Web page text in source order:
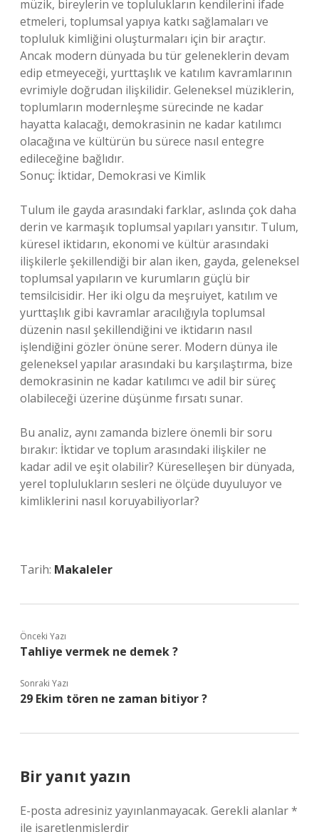
müzik, bireylerin ve toplulukların kendilerini ifade
etmeleri, toplumsal yapıya katkı sağlamaları ve
topluluk kimliğini oluşturmaları için bir araçtır.
Ancak modern dünyada bu tür geleneklerin devam
edip etmeyeceği, yurttaşlık ve katılım kavramlarının
evrimiyle doğrudan ilişkilidir. Geleneksel müziklerin,
toplumların modernleşme sürecinde ne kadar
hayatta kalacağı, demokrasinin ne kadar katılımcı
olacağına ve kültürün bu sürece nasıl entegre
edileceğine bağlıdır.
Sonuç: İktidar, Demokrasi ve Kimlik
Tulum ile gayda arasındaki farklar, aslında çok daha
derin ve karmaşık toplumsal yapıları yansıtır. Tulum,
küresel iktidarın, ekonomi ve kültür arasındaki
ilişkilerle şekillendiği bir alan iken, gayda, geleneksel
toplumsal yapıların ve kurumların güçlü bir
temsilcisidir. Her iki olgu da meşruiyet, katılım ve
yurttaşlık gibi kavramlar aracılığıyla toplumsal
düzenin nasıl şekillendiğini ve iktidarın nasıl
işlendiğini gözler önüne serer. Modern dünya ile
geleneksel yapılar arasındaki bu karşılaştırma, bize
demokrasinin ne kadar katılımcı ve adil bir süreç
olabileceği üzerine düşünme fırsatı sunar.
Bu analiz, aynı zamanda bizlere önemli bir soru
bırakır: İktidar ve toplum arasındaki ilişkiler ne
kadar adil ve eşit olabilir? Küreselleşen bir dünyada,
yerel toplulukların sesleri ne ölçüde duyuluyor ve
kimliklerini nasıl koruyabiliyorlar?
Tarih: Makaleler
Önceki Yazı
Tahliye vermek ne demek ?
Sonraki Yazı
29 Ekim tören ne zaman bitiyor ?
Bir yanıt yazın
E-posta adresiniz yayınlanmayacak. Gerekli alanlar*
ile işaretlenmişlerdir